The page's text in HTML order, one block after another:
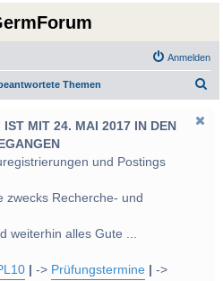
Anmelden
Themen
MIT 24. MAI 2017 IN DEN
und Postings
zwecks Recherche- und
weiterhin alles Gute ...
-> Prüfungstermine
->